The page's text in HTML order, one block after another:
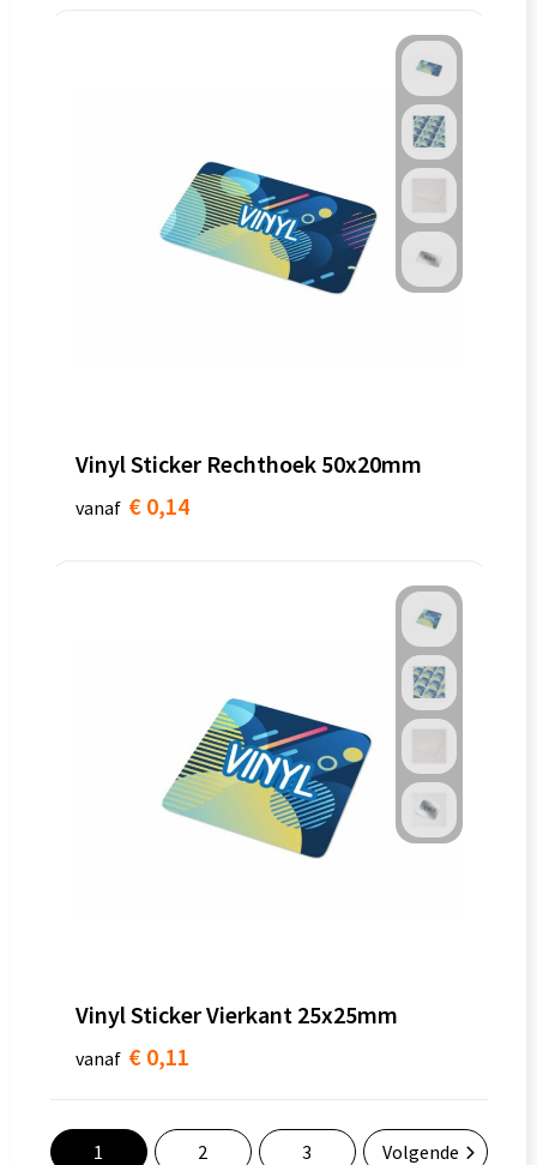
Vinyl Sticker Rechthoek 50x20mm
vanaf € 0,14
Vinyl Sticker Vierkant 25x25mm
vanaf € 0,11
1 2 3 Volgende